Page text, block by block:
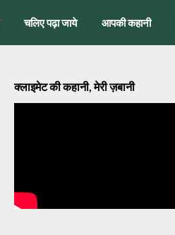
चलिए पढ़ा जाये आपकी कहानी
क्लाइमेट की कहानी, मेरी ज़बानी